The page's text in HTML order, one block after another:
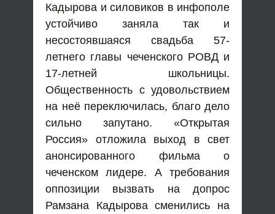
Кадырова и силовиков в инфополе
устойчиво заняла так и
несостоявшаяся свадьба 57-
летнего главы чеченского РОВД и
17-летней школьницы.
Общественность с удовольствием
на неё переключилась, благо дело
сильно запутано. «Открытая
Россия» отложила выход в свет
анонсированного фильма о
чеченском лидере. А требования
оппозиции вызвать на допрос
Рамзана Кадырова сменились на